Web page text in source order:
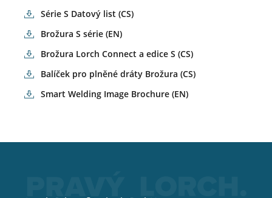
Série S Datový list (CS)
Brožura S série (EN)
Brožura Lorch Connect a edice S (CS)
Balíček pro plněné dráty Brožura (CS)
Smart Welding Image Brochure (EN)